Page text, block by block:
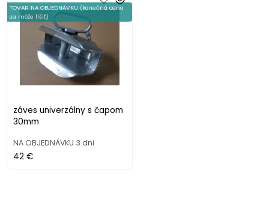
záves univerzálny s čapom
30mm
TOVAR NA OBJEDNÁVKU (konečná cena
sa môže líšiť)
NA OBJEDNÁVKU 3 dni
42 €